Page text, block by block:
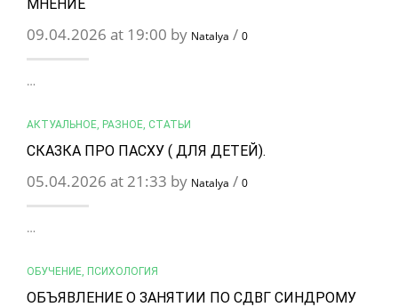
МНЕНИЕ
09.04.2026 at 19:00 by Natalya / 0
…
АКТУАЛЬНОЕ, РАЗНОЕ, СТАТЬИ
СКАЗКА ПРО ПАСХУ ( ДЛЯ ДЕТЕЙ).
05.04.2026 at 21:33 by Natalya / 0
…
ОБУЧЕНИЕ, ПСИХОЛОГИЯ
ОБЪЯВЛЕНИЕ О ЗАНЯТИИ ПО СДВГ СИНДРОМУ